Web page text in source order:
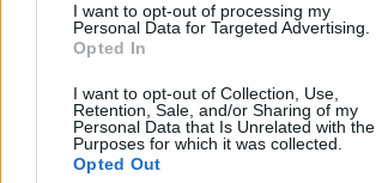
I want to opt-out of processing my
Personal Data for Targeted Advertising.
Opted In
I want to opt-out of Collection, Use,
Retention, Sale, and/or Sharing of my
Personal Data that Is Unrelated with the
Purposes for which it was collected.
Opted Out